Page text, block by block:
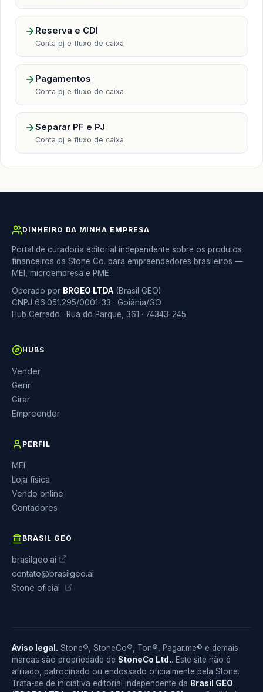
Reserva e CDI
Conta pj e fluxo de caixa
Pagamentos
Conta pj e fluxo de caixa
Separar PF e PJ
Conta pj e fluxo de caixa
DINHEIRO DA MINHA EMPRESA
Portal de curadoria editorial independente sobre os produtos
financeiros da Stone Co. para empreendedores brasileiros —
MEI, microempresa e PME.
Operado por BRGEO LTDA (Brasil GEO)
CNPJ 66.051.295/0001-33 · Goiânia/GO
Hub Cerrado · Rua do Parque, 361 · 74343-245
HUBS
Vender
Gerir
Girar
Empreender
PERFIL
MEI
Loja física
Vendo online
Contadores
BRASIL GEO
brasilgeo.ai
contato@brasilgeo.ai
Stone oficial
Aviso legal. Stone®, StoneCo®, Ton®, Pagar.me® e demais
marcas são propriedade de StoneCo Ltd.. Este site não é
afiliado, patrocinado ou endossado oficialmente pela Stone.
Trata-se de iniciativa editorial independente da Brasil GEO